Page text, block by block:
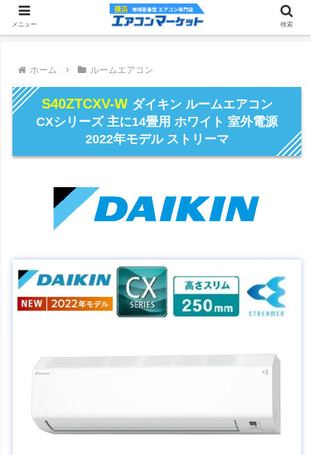
ホーム ルームエアコン
S40ZTCXV-W ダイキン ルームエアコン
CXシリーズ 主に14畳用 ホワイト 室外電源
2022年モデル ストリーマ
メニュー 検索